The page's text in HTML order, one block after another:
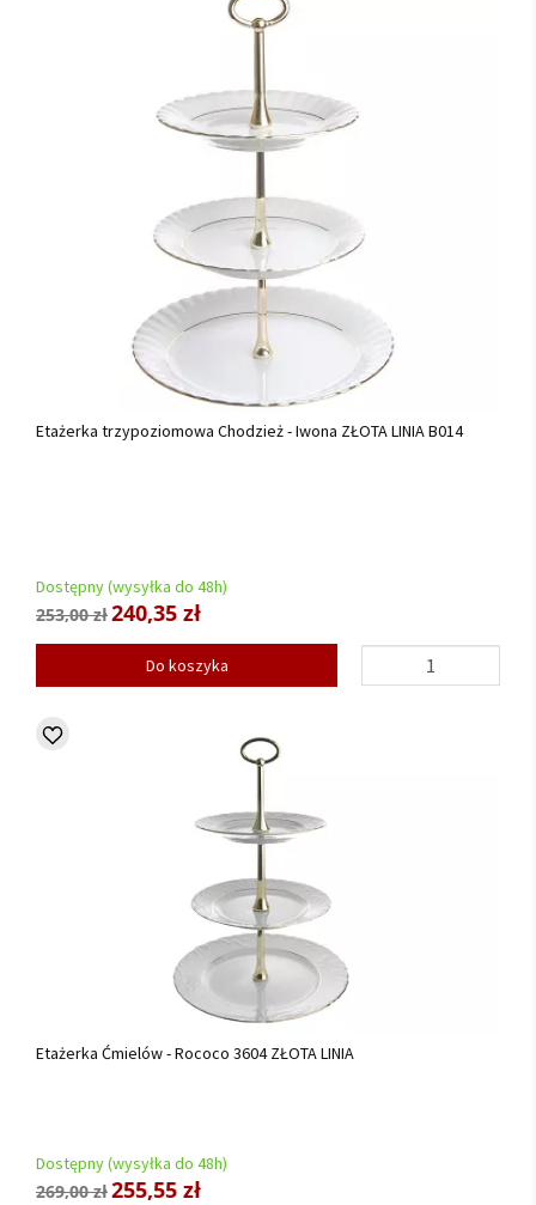
Etażerka trzypoziomowa Chodzież - Iwona ZŁOTA LINIA B014
Dostępny (wysyłka do 48h)
253,00 zł240,35 zł
Do koszyka
Etażerka Ćmielów - Rococo 3604 ZŁOTA LINIA
Dostępny (wysyłka do 48h)
269,00 zł255,55 zł